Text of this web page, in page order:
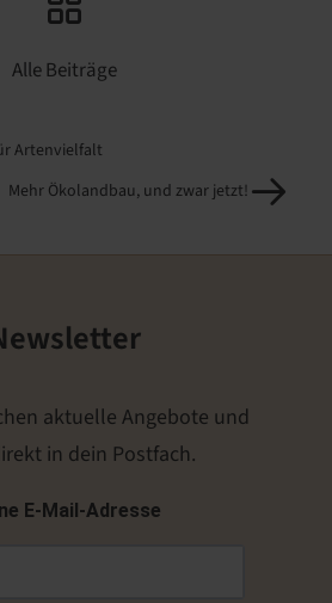
Alle Beiträge
Artenvielfalt
Mehr Ökolandbau, und zwar jetzt!
aktuelle Angebote und
in dein Postfach.
E-Mail-Adresse